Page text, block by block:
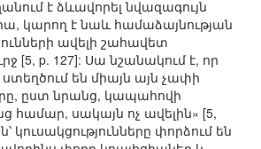
է ձևավորել նվազագույն
կարող է նաև համաձայնության
ավելի շահավետ
[5, p. 127]: Սա նշանակում է, որ
են միայն այն չափի
ըստ նրանց, կապահովի
համար, սակայն ոչ ավելին» [5,
կուսակցությունները փորձում են